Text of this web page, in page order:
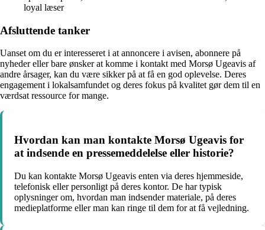
loyal læser
Afsluttende tanker
Uanset om du er interesseret i at annoncere i avisen, abonnere på
nyheder eller bare ønsker at komme i kontakt med Morsø Ugeavis af
andre årsager, kan du være sikker på at få en god oplevelse. Deres
engagement i lokalsamfundet og deres fokus på kvalitet gør dem til en
værdsat ressource for mange.
Hvordan kan man kontakte Morsø Ugeavis for
at indsende en pressemeddelelse eller historie?
Du kan kontakte Morsø Ugeavis enten via deres hjemmeside,
telefonisk eller personligt på deres kontor. De har typisk
oplysninger om, hvordan man indsender materiale, på deres
medieplatforme eller man kan ringe til dem for at få vejledning.